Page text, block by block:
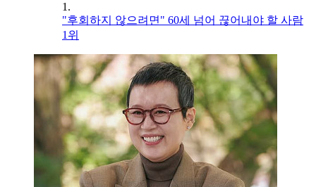
1.
"후회하지 않으려면" 60세 넘어 끊어내야 할 사람
1위